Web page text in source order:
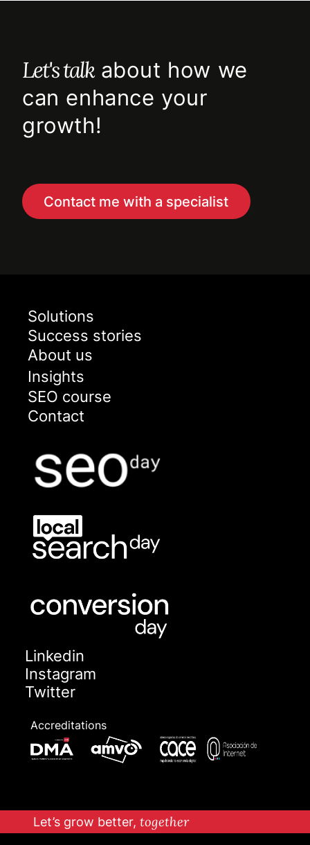
Let's talkabout how we
can enhance your
growth!
Contact me with a specialist
Solutions
Success stories
About us
Insights
SEO course
Contact
Linkedin
Instagram
Twitter
Accreditations
Let’s grow better, together